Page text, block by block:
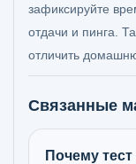
зафиксируйте
отдачи и пинга.
отличить
Связанные
Почему